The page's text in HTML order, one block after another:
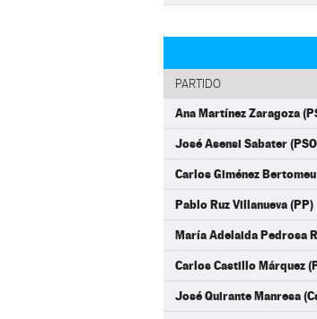
PARTIDO
Ana Martínez Zaragoza
José Asensi Sabater
Carlos Giménez Bertomeu
Pablo Ruz Villanueva (PP)
María Adelaida Pedrosa
Carlos Castillo Márquez
José Quirante Manresa